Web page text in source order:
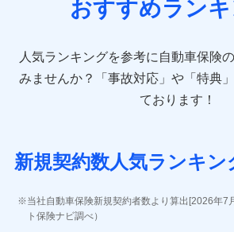
アクサ損害保険株式会社 (https://
direct.co.jp/)
sompo.co.jp/)
東京海上ダイレクト損害保険株式会
AIG損害保険株式会社 (https://
ジェイアイ傷害火災保険株式会社
ソニー損害保険株式会社
(https://www.sonysonpo.co.jp/)
おすすめラン
人気ランキングを参考に自動車保険
みませんか？
「事故対応」や「特典
ております！
新規契約数人気ランキン
当社自動車保険新規契約者数より算出[2026年7
ト保険ナビ調べ）